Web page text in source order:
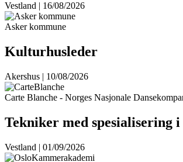
Vestland | 16/08/2026
Asker kommune
Kulturhusleder
Akershus | 10/08/2026
Carte Blanche - Norges Nasjonale
Tekniker med spesialisering i
Vestland | 01/09/2026